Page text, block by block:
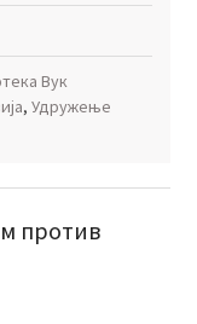
Вук
, Удружење
против